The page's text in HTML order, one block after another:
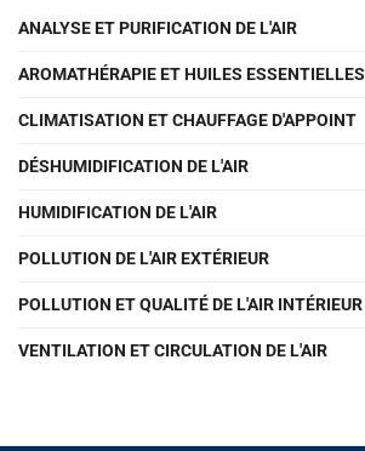
ANALYSE ET PURIFICATION DE L'AIR
AROMATHÉRAPIE ET HUILES ESSENTIELLES
CLIMATISATION ET CHAUFFAGE D'APPOINT
DÉSHUMIDIFICATION DE L'AIR
HUMIDIFICATION DE L'AIR
POLLUTION DE L'AIR EXTÉRIEUR
POLLUTION ET QUALITÉ DE L'AIR INTÉRIEUR
VENTILATION ET CIRCULATION DE L'AIR